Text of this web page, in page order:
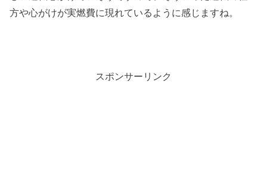
方や心がけが実燃費に現れているように感じますね。
スポンサーリンク